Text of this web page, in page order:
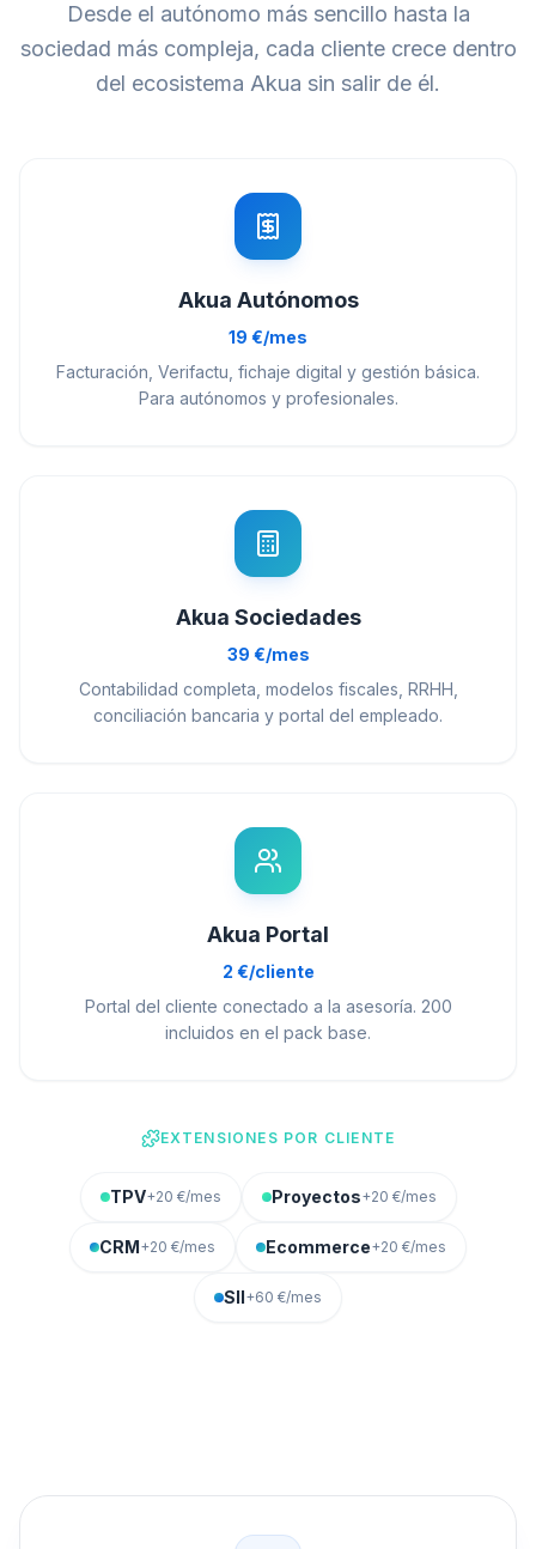
Desde el autónomo más sencillo hasta la
sociedad más compleja, cada cliente crece dentro
del ecosistema Akua sin salir de él.
Akua Autónomos
19 €/mes
Facturación, Verifactu, fichaje digital y gestión básica.
Para autónomos y profesionales.
Akua Sociedades
39 €/mes
Contabilidad completa, modelos fiscales, RRHH,
conciliación bancaria y portal del empleado.
Akua Portal
2 €/cliente
Portal del cliente conectado a la asesoría. 200
incluidos en el pack base.
EXTENSIONES POR CLIENTE
TPV+20 €/mes Proyectos+20 €/mes
CRM+20 €/mes Ecommerce+20 €/mes
SII+60 €/mes